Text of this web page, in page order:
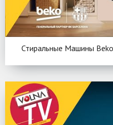
Стиральные Машины